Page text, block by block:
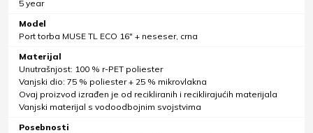
5 year
Model
Port torba MUSE TL ECO 16" + neseser, crna
Materijal
Unutrašnjost: 100 % r-PET poliester
Vanjski dio: 75 % poliester + 25 % mikrovlakna
Ovaj proizvod izrađen je od recikliranih i reciklirajućih materijala
Vanjski materijal s vodoodbojnim svojstvima
Posebnosti